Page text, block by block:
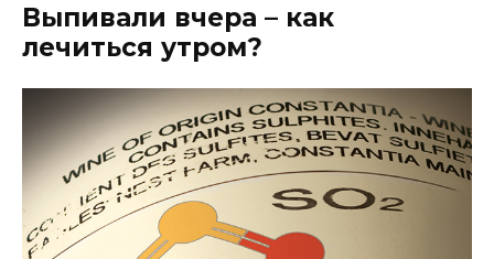
Выпивали вчера – как
лечиться утром?